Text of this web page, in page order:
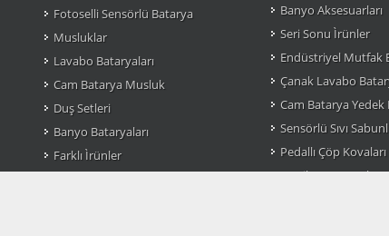
Fotoselli Sensörlü Batarya
Musluklar
Lavabo Bataryaları
Cam Batarya Musluk
Duş Setleri
Banyo Bataryaları
Farklı Ìrünler
Banyo Aksesuarları
Seri Sonu Ìrünler
Endüstriyel Mutfak
Çanak Lavabo
Cam Batarya Yedek
Sensörlü Sıvı
Pedallı Çöp Kovaları
Pratik Çöp Kovaları